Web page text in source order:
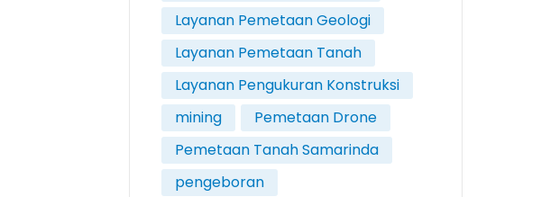
Layanan Pemetaan Geologi
Layanan Pemetaan Tanah
Layanan Pengukuran Konstruksi
mining
Pemetaan Drone
Pemetaan Tanah Samarinda
pengeboran